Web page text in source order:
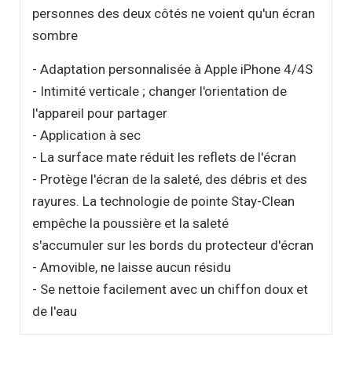
personnes des deux côtés ne voient qu'un écran
sombre
- Adaptation personnalisée à Apple iPhone 4/4S
- Intimité verticale ; changer l'orientation de
l'appareil pour partager
- Application à sec
- La surface mate réduit les reflets de l'écran
- Protège l'écran de la saleté, des débris et des
rayures. La technologie de pointe Stay-Clean
empêche la poussière et la saleté
s'accumuler sur les bords du protecteur d'écran
- Amovible, ne laisse aucun résidu
- Se nettoie facilement avec un chiffon doux et
de l'eau